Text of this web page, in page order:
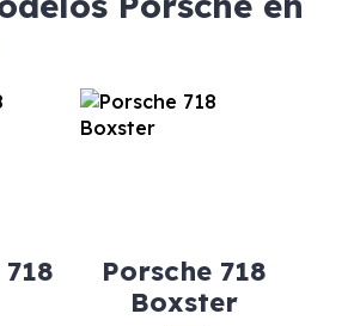
de coche cada pocos años.
Porsche 718
Boxster